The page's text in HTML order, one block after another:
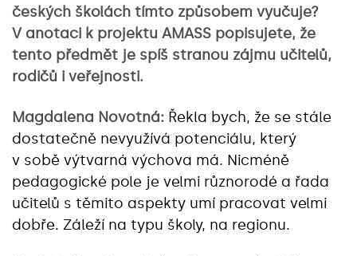
českých školách tímto způsobem vyučuje?
V anotaci k projektu AMASS popisujete, že
tento předmět je spíš stranou zájmu učitelů,
rodičů i veřejnosti.
Magdalena Novotná: Řekla bych, že se stále
dostatečně nevyužívá potenciálu, který
v sobě výtvarná výchova má. Nicméně
pedagogické pole je velmi různorodé a řada
učitelů s těmito aspekty umí pracovat velmi
dobře. Záleží na typu školy, na regionu.